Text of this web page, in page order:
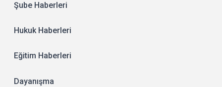
Şube Haberleri
Hukuk Haberleri
Eğitim Haberleri
Dayanışma